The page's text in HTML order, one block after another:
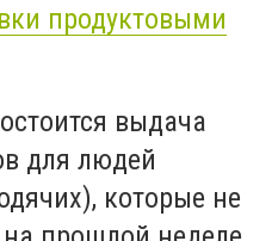
продуктовыми
выдача
для людей
которые не